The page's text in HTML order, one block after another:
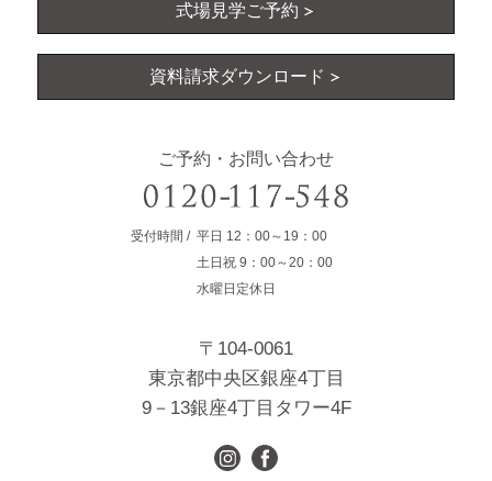
式場見学ご予約
資料請求ダウンロード
ご予約・お問い合わせ
受付時間 平日 12：00～19：00
土日祝 9：00～20：00
水曜日定休日
〒104-0061
東京都中央区銀座4丁目
9－13銀座4丁目タワー4F